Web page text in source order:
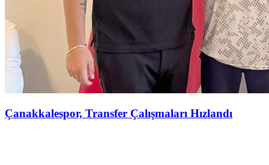
Çanakkalespor, Transfer Çalışmaları Hızlandı